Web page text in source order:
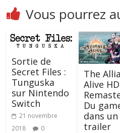
Vous pourrez
Sortie de
Secret Files :
Tunguska
sur Nintendo
Switch
21 novembre
2018
0
The
Alive HD
Du
dans un
trailer